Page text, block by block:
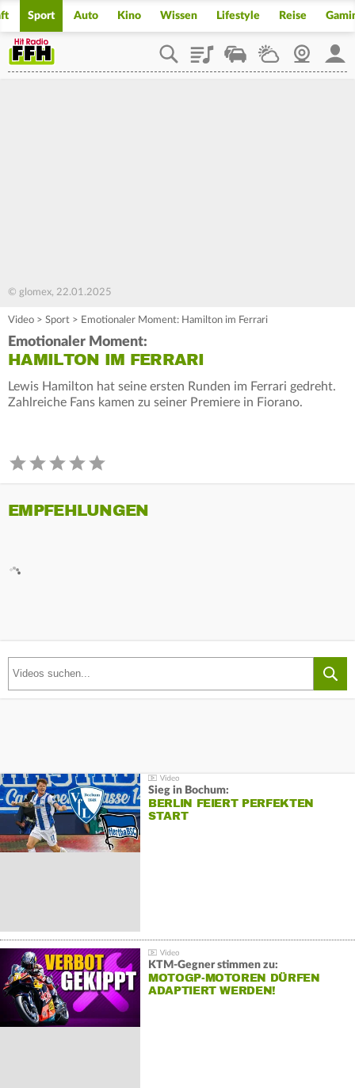
Sport Auto Kino Wissen Lifestyle Reise
PlaylistStaupilotWetterWebcam
© glomex, 22.01.2025
Video > Sport > Emotionaler Moment: Hamilton im Ferrari
Emotionaler Moment:
HAMILTON IM FERRARI
Lewis Hamilton hat seine ersten Runden im Ferrari gedreht.
Zahlreiche Fans kamen zu seiner Premiere in Fiorano.
EMPFEHLUNGEN
Sieg in Bochum:
BERLIN FEIERT PERFEKTEN
START
KTM-Gegner stimmen zu:
MOTOGP-MOTOREN DÜRFEN
ADAPTIERT WERDEN!